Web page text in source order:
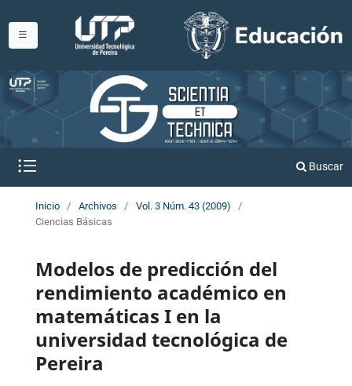
Buscar
Inicio / Archivos / Vol. 3 Núm. 43 (2009)
/
Ciencias Básicas
Modelos de predicción del
rendimiento académico en
matemáticas I en la
universidad tecnológica de
Pereira